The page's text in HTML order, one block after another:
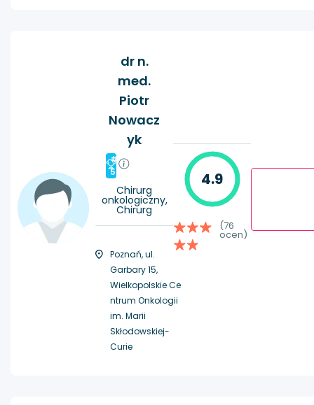
dr n.
med.
Piotr
Nowacz
yk
#
5
Chirurg
onkologiczny,
Chirurg
Poznań, ul.
Garbary 15,
Wielkopolskie Ce
ntrum Onkologii
im. Marii
Skłodowskiej-
Curie
4.9
(76
ocen)